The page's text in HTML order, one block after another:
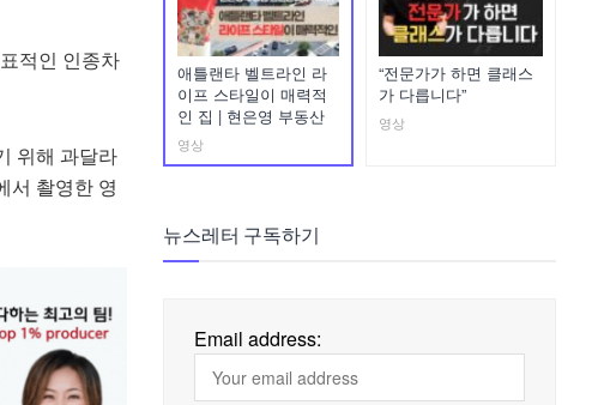
적인 인종차
위해 과달라
서 촬영한 영
애틀랜타 벨트라인 라
이프 스타일이 매력적
인 집 | 현은영 부동산
영상
“전문가가 하면 클래스
가 다릅니다”
영상
뉴스레터 구독하기
Email address: